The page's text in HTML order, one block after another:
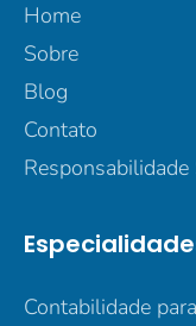
Home
Sobre
Blog
Contato
Responsabilidade
Contabilidade